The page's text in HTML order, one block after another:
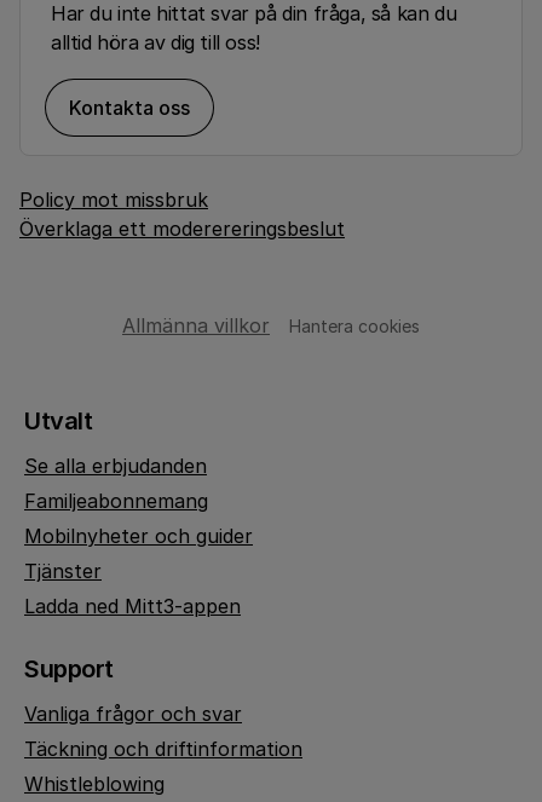
Har du inte hittat svar på din fråga, så kan du
alltid höra av dig till oss!
Kontakta oss
Policy mot missbruk
Överklaga ett moderereringsbeslut
Allmänna villkor Hantera cookies
Utvalt
Se alla erbjudanden
Familjeabonnemang
Mobilnyheter och guider
Tjänster
Ladda ned Mitt3-appen
Support
Vanliga frågor och svar
Täckning och driftinformation
Whistleblowing